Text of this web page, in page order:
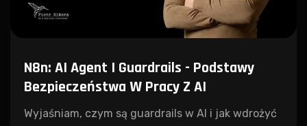
N8n: AI Agent I Guardrails - Podstawy
Bezpieczeństwa W Pracy Z AI
Wyjaśniam, czym są guardrails w AI i jak wdrożyć